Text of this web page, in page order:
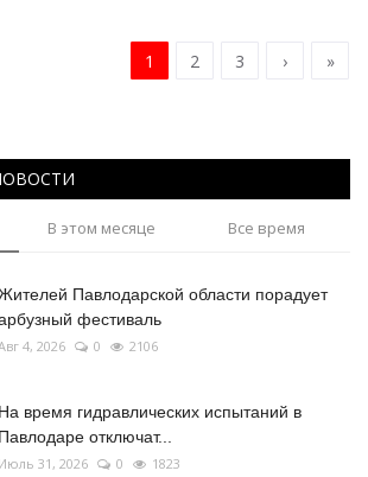
1 2 3 › »
В этом месяце Все время
Павлодарской области порадует
фестиваль
4, 2026 0 2106
На время гидравлических испытаний в
Павлодаре отключат...
Июль 31, 2026 0 1823